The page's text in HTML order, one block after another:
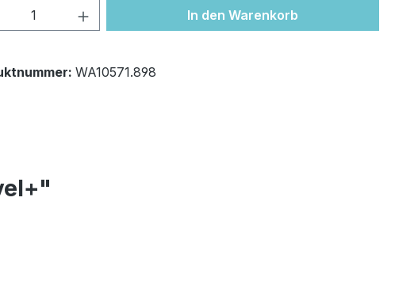
Anzahl: Gib den gewünschten Wert
In den Warenkorb
WA10571.898